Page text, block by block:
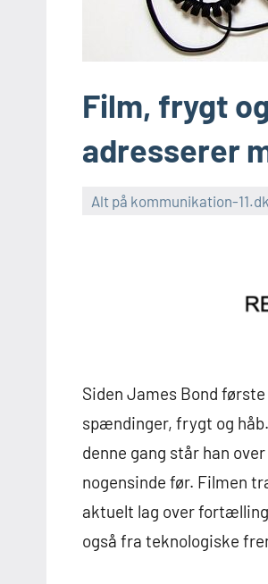
Film, frygt
adresserer
Alt på kommunikation-11.dk
Siden James Bond
spændinger, frygt og
denne gang står han
nogensinde før. Filmen
aktuelt lag over
også fra teknologiske